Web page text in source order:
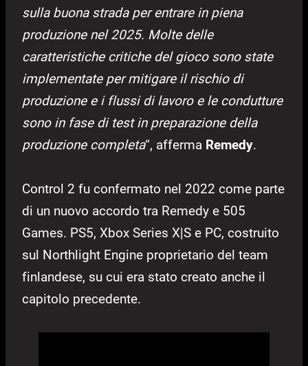
sulla buona strada per entrare in piena
produzione nel 2025. Molte delle
caratteristiche critiche del gioco sono state
implementate per mitigare il rischio di
produzione e i flussi di lavoro e le condutture
sono in fase di test in preparazione della
produzione completa“, afferma Remedy.
Control 2 fu confermato nel 2022 come parte
di un nuovo accordo tra Remedy e 505
Games. PS5, Xbox Series X|S e PC, costruito
sul Northlight Engine proprietario del team
finlandese, su cui era stato creato anche il
capitolo precedente.